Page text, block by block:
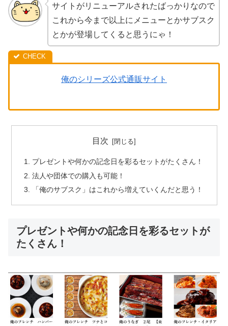
サイトがリニューアルされたばっかりなので
これから今まで以上にメニューとかサブスク
とかが登場してくると思うにゃ！
俺のシリーズ公式通販サイト
目次
プレゼントや何かの記念日を彩るセットがたくさん！
法人や団体での購入も可能！
「俺のサブスク」はこれから増えていくんだと思う！
プレゼントや何かの記念日を彩るセットが
たくさん！